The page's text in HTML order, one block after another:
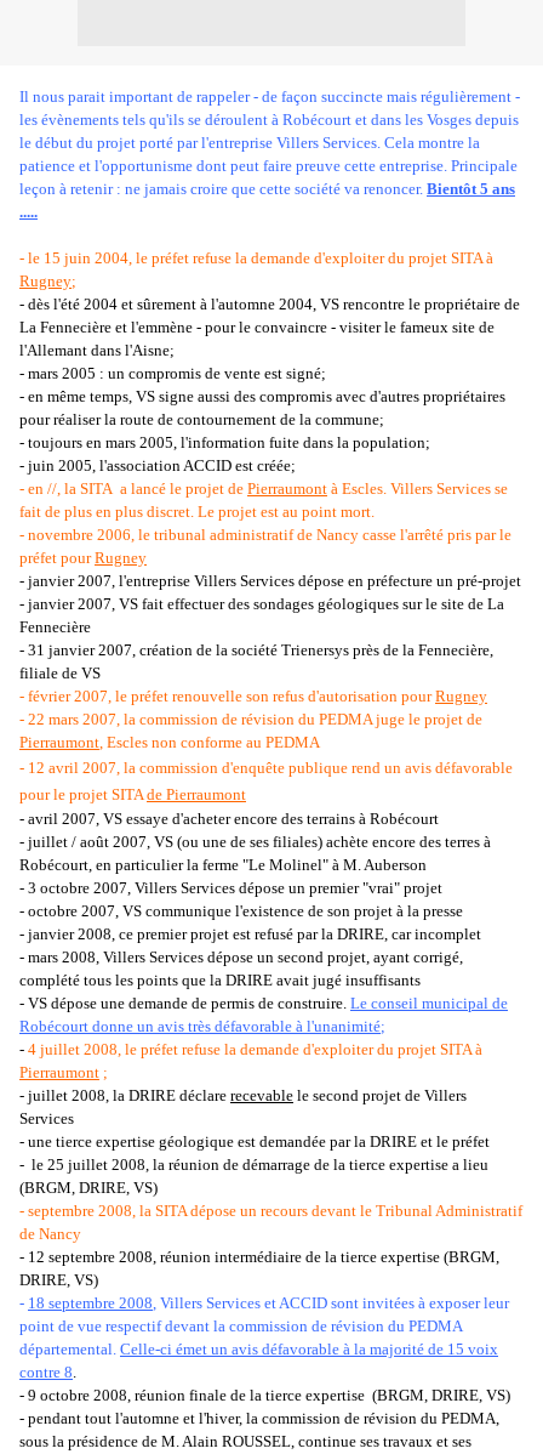
Il nous parait important de rappeler - de façon succincte mais régulièrement -
les évènements tels qu'ils se déroulent à Robécourt et dans les Vosges depuis
le début du projet porté par l'entreprise Villers Services. Cela montre la
patience et l'opportunisme dont peut faire preuve cette entreprise. Principale
leçon à retenir : ne jamais croire que cette société va renoncer. Bientôt 5 ans
.....
- le 15 juin 2004, le préfet refuse la demande d'exploiter du projet SITA à
Rugney;
- dès l'été 2004 et sûrement à l'automne 2004, VS rencontre le propriétaire de
La Fennecière et l'emmène - pour le convaincre - visiter le fameux site de
l'Allemant dans l'Aisne;
- mars 2005 : un compromis de vente est signé;
- en même temps, VS signe aussi des compromis avec d'autres propriétaires
pour réaliser la route de contournement de la commune;
- toujours en mars 2005, l'information fuite dans la population;
- juin 2005, l'association ACCID est créée;
- en //, la SITA a lancé le projet de Pierraumont à Escles. Villers Services se
fait de plus en plus discret. Le projet est au point mort.
- novembre 2006, le tribunal administratif de Nancy casse l'arrêté pris par le
préfet pourRugney
- janvier 2007, l'entreprise Villers Services dépose en préfecture un pré-projet
- janvier 2007, VS fait effectuer des sondages géologiques sur le site de La
Fennecière
- 31 janvier 2007, création de la société Trienersys près de la Fennecière,
filiale de VS
- février 2007, le préfet renouvelle son refus d'autorisation pourRugney
- 22 mars 2007, la commission de révision du PEDMA juge le projet de
Pierraumont, Escles non conforme au PEDMA
- 12 avril 2007, la commission d'enquête publique rend un avis défavorable
pour le projet SITAde Pierraumont
- avril 2007, VS essaye d'acheter encore des terrains à Robécourt
- juillet / août 2007, VS (ou une de ses filiales) achète encore des terres à
Robécourt, en particulier la ferme "Le Molinel" à M. Auberson
- 3 octobre 2007, Villers Services dépose un premier "vrai" projet
- octobre 2007, VS communique l'existence de son projet à la presse
- janvier 2008, ce premier projet est refusé par la DRIRE, car incomplet
- mars 2008, Villers Services dépose un second projet, ayant corrigé,
complété tous les points que la DRIRE avait jugé insuffisants
- VS dépose une demande de permis de construire. Le conseil municipal de
Robécourt donne un avis très défavorable à l'unanimité;
- 4 juillet 2008, le préfet refuse la demande d'exploiter du projet SITA à
Pierraumont ;
- juillet 2008, la DRIRE déclare recevable le second projet de Villers
Services
- une tierce expertise géologique est demandée par la DRIRE et le préfet
- le 25 juillet 2008, la réunion de démarrage de la tierce expertise a lieu
(BRGM, DRIRE, VS)
- septembre 2008, la SITA dépose un recours devant le Tribunal Administratif
de Nancy
- 12 septembre 2008, réunion intermédiaire de la tierce expertise (BRGM,
DRIRE, VS)
- 18 septembre 2008, Villers Services et ACCID sont invitées à exposer leur
point de vue respectif devant la commission de révision du PEDMA
départemental. Celle-ci émet un avis défavorable à la majorité de 15 voix
contre 8.
- 9 octobre 2008, réunion finale de la tierce expertise (BRGM, DRIRE, VS)
- pendant tout l'automne et l'hiver, la commission de révision du PEDMA,
sous la présidence de M. Alain ROUSSEL, continue ses travaux et ses